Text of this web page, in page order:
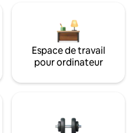
Espace de travail
pour ordinateur